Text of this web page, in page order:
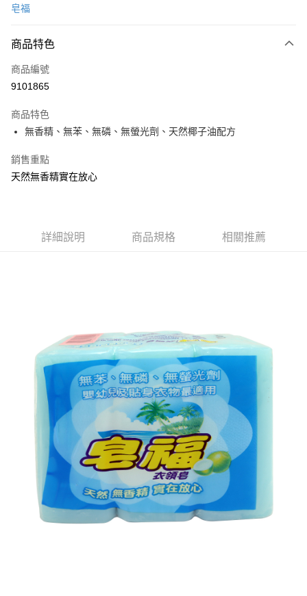
LINE Pay
Apple Pay
悠遊付
AFTEE先享後付
１．簡單：不需註冊會員、不需綁卡、不需儲值。
３．收到繳費通知簡訊後14天內，點擊此簡訊中的連結，可透過四大超商／
ATM／網路銀行／等多元方式進行付款，方視為交易完成。
※ 請注意：結帳手續完成當下不需立刻繳費，但若您需要取消訂單，請聯絡
購買商品的店家。未經商家同意取消之訂單仍視為有效，需透過AFTEE先享
後付繳納相關費用。
※ 交易是否成功請以「AFTEE先享後付 」之結帳頁面顯示為準，若有關於
是否繳費成功／繳費後需取消欲退款等相關疑問，請聯繫「AFTEE先享後付
客戶支援中心」 https://netprotections.freshdesk.com/support/home
【注意事項】
１．透過由恩沛科技股份有限公司提供之「AFTEE先享後付」服務完成之交
易，需依本服務之必要範圍內提供個人資料，並將交易相關給付款項請求債
權轉讓予恩沛科技股份有限公司。
２．關於個人資料處理事宜，請瀏覽以下網址：
https://aftee.tw/terms/#terms3
３．未成年的使用者請事先徵得法定代理人或監護人之同意方可使用
每筆NT$60，滿NT$599(含以上)免運費
7-11取貨付款
每筆NT$60，滿NT$599(含以上)免運費
付款後7-11取貨
每筆NT$60，滿NT$599(含以上)免運費
每筆NT$120，滿NT$899(含以上)免運費
皂福
商品特色
商品編號
9101865
商品特色
無香精、無苯、無磷、無螢光劑、天然椰子油配方
銷售重點
天然無香精實在放心
詳細說明 商品規格 相關推薦